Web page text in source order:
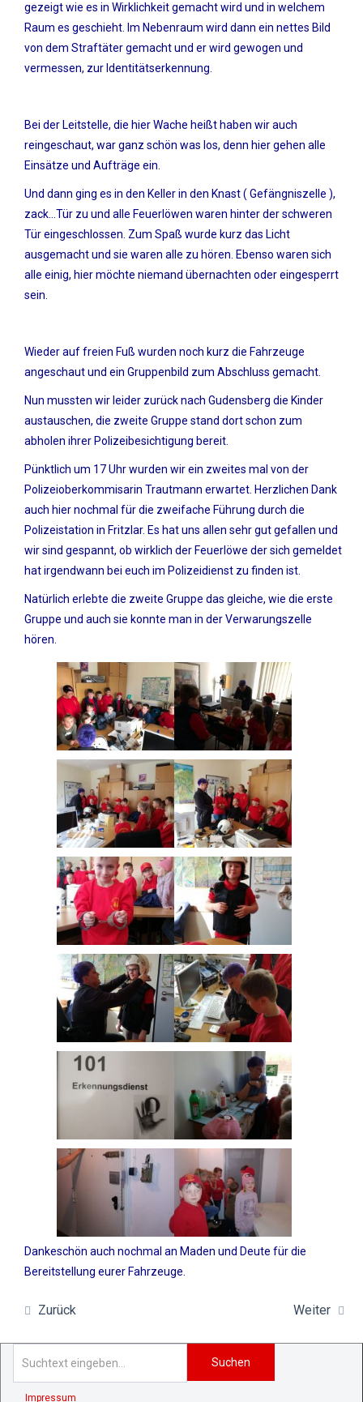
gezeigt wie es in Wirklichkeit gemacht wird und in welchem
Raum es geschieht. Im Nebenraum wird dann ein nettes Bild
von dem Straftäter gemacht und er wird gewogen und
vermessen, zur Identitätserkennung.
Bei der Leitstelle, die hier Wache heißt haben wir auch
reingeschaut, war ganz schön was los, denn hier gehen alle
Einsätze und Aufträge ein.
Und dann ging es in den Keller in den Knast ( Gefängniszelle ),
zack...Tür zu und alle Feuerlöwen waren hinter der schweren
Tür eingeschlossen. Zum Spaß wurde kurz das Licht
ausgemacht und sie waren alle zu hören. Ebenso waren sich
alle einig, hier möchte niemand übernachten oder eingesperrt
sein.
Wieder auf freien Fuß wurden noch kurz die Fahrzeuge
angeschaut und ein Gruppenbild zum Abschluss gemacht.
Nun mussten wir leider zurück nach Gudensberg die Kinder
austauschen, die zweite Gruppe stand dort schon zum
abholen ihrer Polizeibesichtigung bereit.
Pünktlich um 17 Uhr wurden wir ein zweites mal von der
Polizeioberkommisarin Trautmann erwartet. Herzlichen Dank
auch hier nochmal für die zweifache Führung durch die
Polizeistation in Fritzlar. Es hat uns allen sehr gut gefallen und
wir sind gespannt, ob wirklich der Feuerlöwe der sich gemeldet
hat irgendwann bei euch im Polizeidienst zu finden ist.
Natürlich erlebte die zweite Gruppe das gleiche, wie die erste
Gruppe und auch sie konnte man in der Verwarungszelle
hören.
Dankeschön auch nochmal an Maden und Deute für die
Bereitstellung eurer Fahrzeuge.
Zurück Weiter
Suchen
Impressum